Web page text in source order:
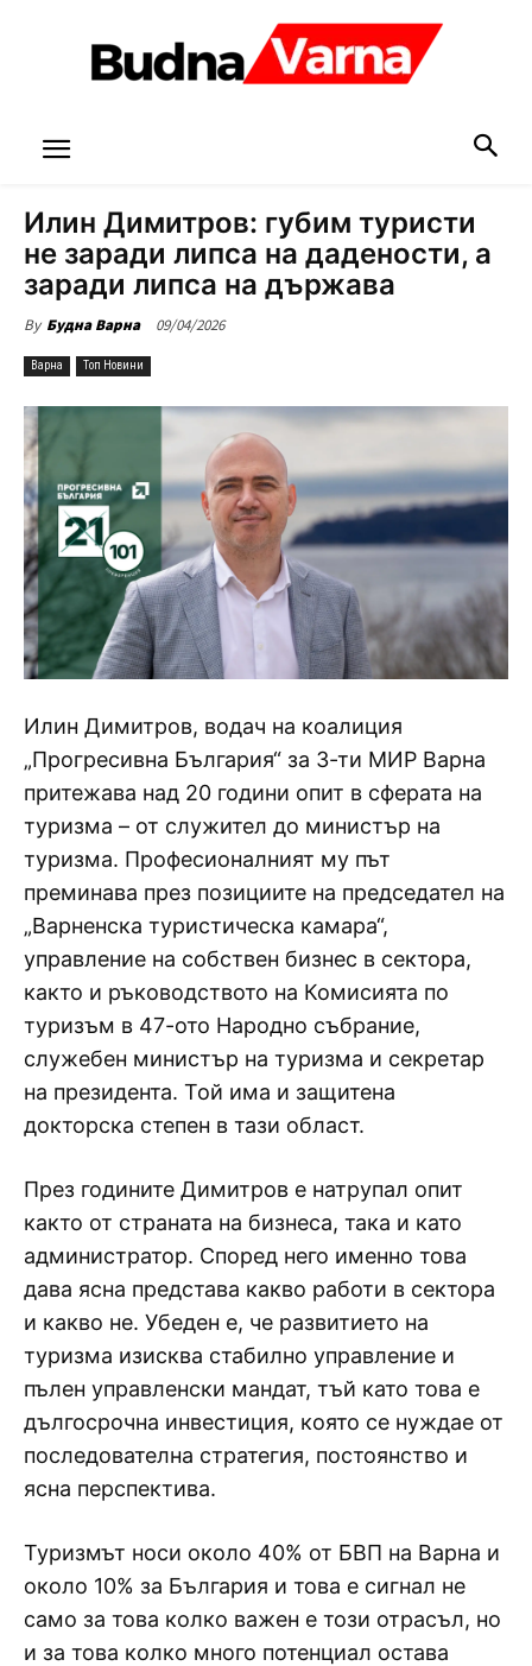
Илин Димитров: губим туристи
не заради липса на дадености, а
заради липса на държава
By Будна Варна 09/04/2026
Варна Топ Новини
Илин Димитров, водач на коалиция
„Прогресивна България“ за 3-ти МИР Варна
притежава над 20 години опит в сферата на
туризма – от служител до министър на
туризма. Професионалният му път
преминава през позициите на председател на
„Варненска туристическа камара“,
управление на собствен бизнес в сектора,
както и ръководството на Комисията по
туризъм в 47-ото Народно събрание,
служебен министър на туризма и секретар
на президента. Той има и защитена
докторска степен в тази област.
През годините Димитров е натрупал опит
както от страната на бизнеса, така и като
администратор. Според него именно това
дава ясна представа какво работи в сектора
и какво не. Убеден е, че развитието на
туризма изисква стабилно управление и
пълен управленски мандат, тъй като това е
дългосрочна инвестиция, която се нуждае от
последователна стратегия, постоянство и
ясна перспектива.
Туризмът носи около 40% от БВП на Варна и
около 10% за България и това е сигнал не
само за това колко важен е този отрасъл, но
и за това колко много потенциал остава